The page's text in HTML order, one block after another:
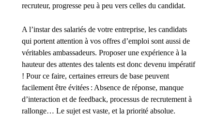
recruteur, progresse peu à peu vers celles du candidat.
A l’instar des salariés de votre entreprise, les candidats
qui portent attention à vos offres d’emploi sont aussi de
véritables ambassadeurs. Proposer une expérience à la
hauteur des attentes des talents est donc devenu impératif
! Pour ce faire, certaines erreurs de base peuvent
facilement être évitées : Absence de réponse, manque
d’interaction et de feedback, processus de recrutement à
rallonge… Le sujet est vaste, et la priorité absolue.